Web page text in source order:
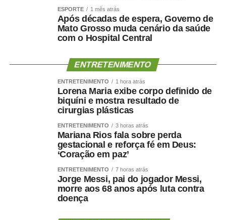
Queimados (CTQ), o HMC funciona em regime de portas
abertas para atendimentos de urgência e emergência.
A unidade dispõe de enfermarias adulta e infantil,
Hospital Dia, centros cirúrgicos, salas de medicação e
estrutura completa para assistência ambulatorial e
Nos últimos meses, o hospital também ampliou a oferta
de procedimentos especializados. Entre junho e julho,
iniciou um mutirão de cirurgias de vesícula por
videolaparoscopia, com previsão de 30 procedimentos
para reduzir a fila de espera do Sistema Único de Saúde
Outra ação inédita colocou Cuiabá em destaque no
cenário nacional. O HMC promoveu um mutirão exclusivo
de cirurgias reparadoras para vítimas de queimaduras
elétricas decorrentes de acidentes de trabalho, tornando-
ESPORTE 1 mês atrás
Após décadas de espera, Governo de
Mato Grosso muda cenário da saúde
com o Hospital Central
ENTRETENIMENTO
ENTRETENIMENTO 1 hora atrás
Lorena Maria exibe corpo definido de
biquíni e mostra resultado de
cirurgias plásticas
ENTRETENIMENTO 3 horas atrás
Mariana Rios fala sobre perda
gestacional e reforça fé em Deus:
‘Coração em paz’
ENTRETENIMENTO 7 horas atrás
Jorge Messi, pai do jogador Messi,
morre aos 68 anos após luta contra
doença